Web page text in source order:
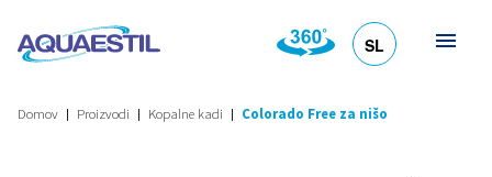
SL
Domov Proizvodi Kopalne kadi Colorado Free za nišo